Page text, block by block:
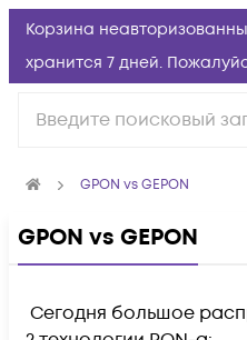
Корзина
хранится 7 дней.
GPON vs GEPON
GPON vs GEPON
Сегодня большое